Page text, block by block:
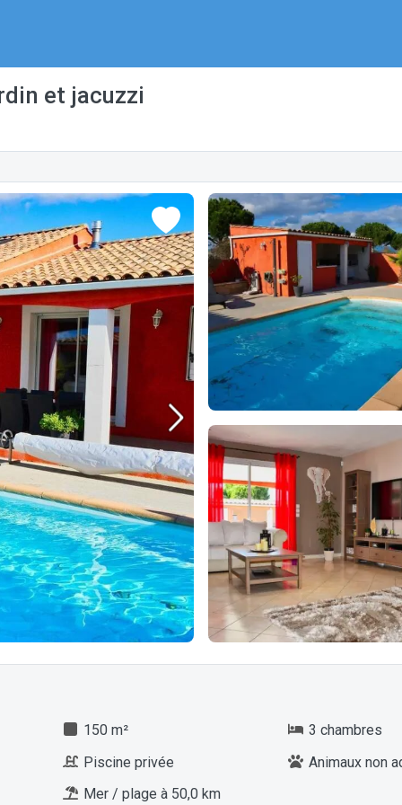
et jacuzzi
150 m²
3 chambres
Piscine privée
Animaux non
Mer / plage à 50,0 km